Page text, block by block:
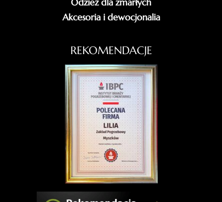
Odzież dla zmarłych
Akcesoria i dewocjonalia
REKOMENDACJE